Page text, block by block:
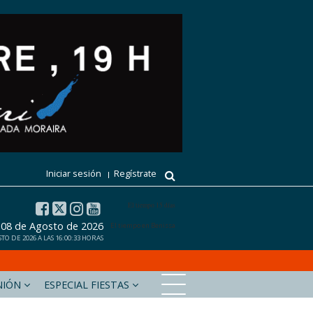
Iniciar sesión Regístrate
El tiempo 15 días
El tiempo en Benissa
de Agosto de 2026
DE 2026 A LAS 16:00:33 HORAS
xabiaaldia.com Marinabaixadigital.com
ESPECIAL FIESTAS